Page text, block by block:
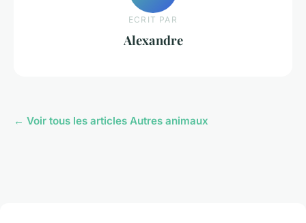
ECRIT PAR
Alexandre
← Voir tous les articles Autres animaux